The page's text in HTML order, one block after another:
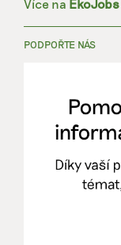
Více na EkoJobs
PODPOŘTE NÁS